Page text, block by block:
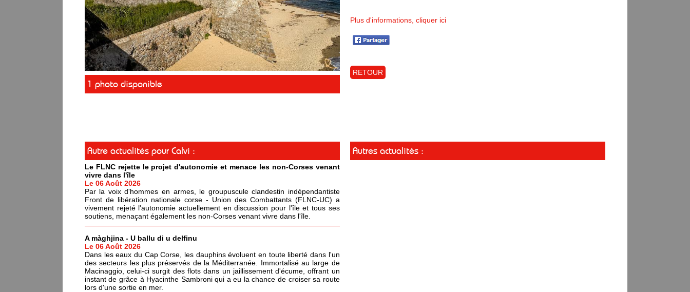
1 photo disponible
Plus d'informations, cliquer ici
RETOUR
Autre actualités pour Calvi :
Le FLNC rejette le projet d'autonomie et menace les non-Corses venant
vivre dans l'île
Le 06 Août 2026
Par la voix d'hommes en armes, le groupuscule clandestin indépendantiste
Front de libération nationale corse - Union des Combattants (FLNC-UC) a
vivement rejeté l'autonomie actuellement en discussion pour l'île et tous ses
soutiens, menaçant également les non-Corses venant vivre dans l'île.
A màghjina - U ballu di u delfinu
Le 06 Août 2026
Dans les eaux du Cap Corse, les dauphins évoluent en toute liberté dans l'un
des secteurs les plus préservés de la Méditerranée. Immortalisé au large de
Macinaggio, celui-ci surgit des flots dans un jaillissement d'écume, offrant un
instant de grâce à Hyacinthe Sambroni qui a eu la chance de croiser sa route
lors d'une sortie en mer.
Autres actualités :